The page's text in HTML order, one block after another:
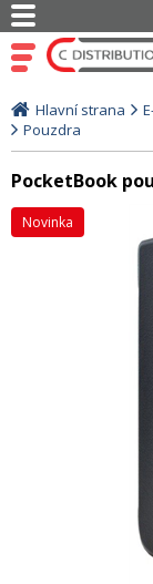
Hlavní strana
Pouzdra
PocketBook
Novinka